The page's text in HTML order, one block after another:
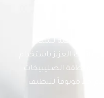
متخصصة لسكان
العزيز باستخدام
منطقة الصليبيخات
حلاً موثوقاً لتنظيف